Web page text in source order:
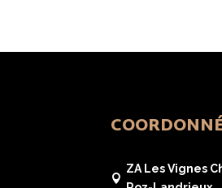

ZA Les Vignes